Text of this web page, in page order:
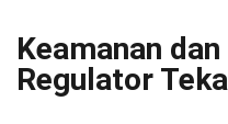
Keamanan
Regulator